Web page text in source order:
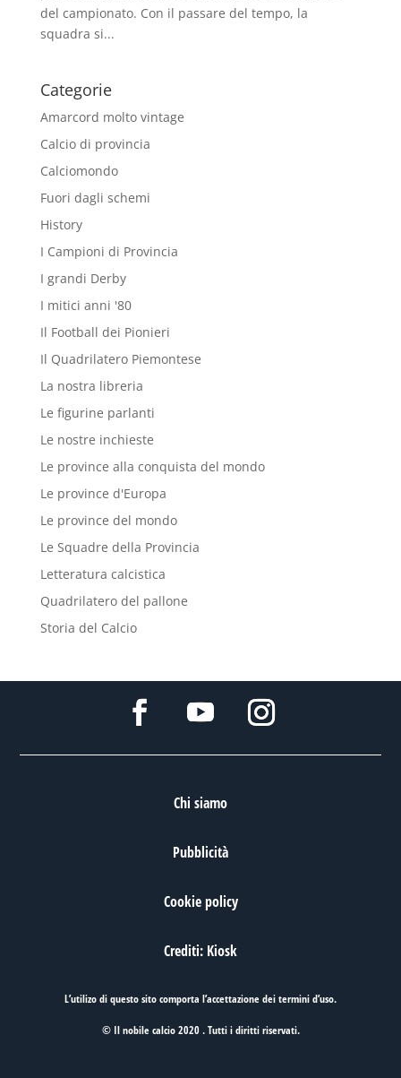
del campionato. Con il passare del tempo, la
squadra si...
Categorie
Amarcord molto vintage
Calcio di provincia
Calciomondo
Fuori dagli schemi
History
I Campioni di Provincia
I grandi Derby
I mitici anni '80
Il Football dei Pionieri
Il Quadrilatero Piemontese
La nostra libreria
Le figurine parlanti
Le nostre inchieste
Le province alla conquista del mondo
Le province d'Europa
Le province del mondo
Le Squadre della Provincia
Letteratura calcistica
Quadrilatero del pallone
Storia del Calcio
Chi siamo
Pubblicità
Cookie policy
Crediti: Kiosk
L’utilizo di questo sito comporta l’accettazione deitermini d’uso.
© Il nobile calcio 2020 . Tutti i diritti riservati.